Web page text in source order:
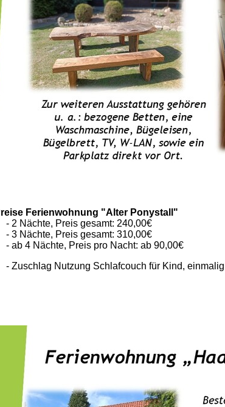
Ferienwohnung "Alter Ponystall"
2 Nächte, Preis gesamt: 240,00€
3 Nächte, Preis gesamt: 310,00€
ab 4 Nächte, Preis pro Nacht: ab 90,00€
Zuschlag Nutzung Schlafcouch für Kind,